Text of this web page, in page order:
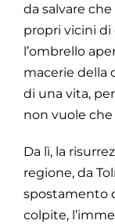
da salvare
propri vicini di
l’ombrello
macerie della
di una vita,
non vuole che
Da lì, la
regione, da
spostamento
colpite,